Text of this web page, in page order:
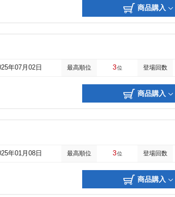
商品購入
年07月02日 最高順位 3位 登場回数
商品購入
年01月08日 最高順位 3位 登場回数
商品購入